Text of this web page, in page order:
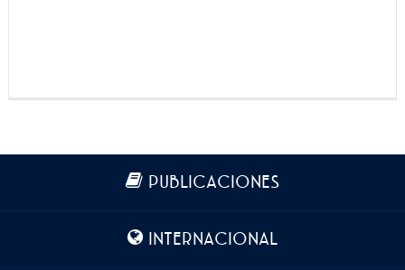
Más información
PUBLICACIONES
INTERNACIONAL